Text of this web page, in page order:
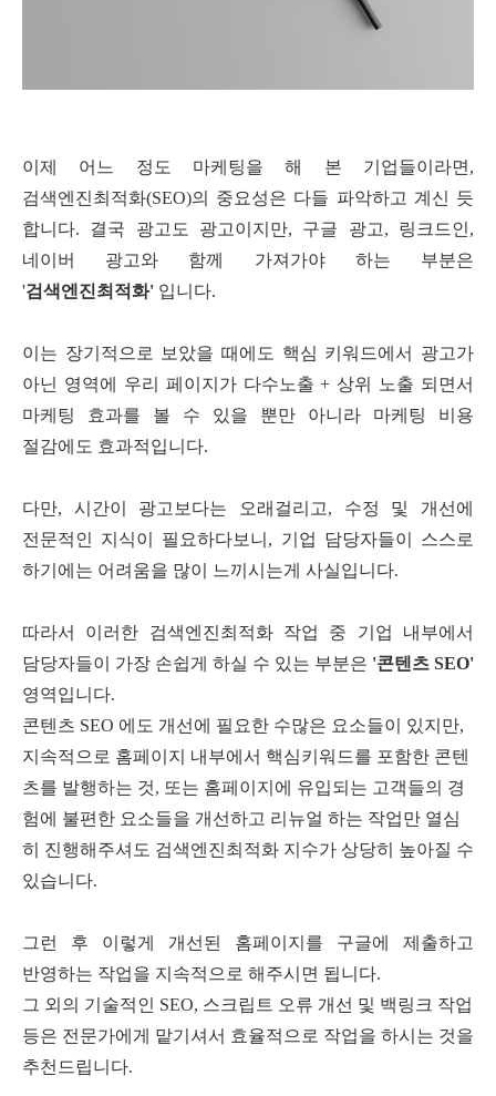
이제 어느 정도 마케팅을 해 본 기업들이라면 ,
검색엔진최적화(SEO)의 중요성은 다들 파악하고 계신 듯
합니다. 결국 광고도 광고이지만, 구글 광고, 링크드인,
네이버 광고와 함께 가져가야 하는 부분은
'검색엔진최적화' 입니다.
이는 장기적으로 보았을 때에도 핵심 키워드에서 광고가
아닌 영역에 우리 페이지가 다수노출 + 상위 노출 되면서
마케팅 효과를 볼 수 있을 뿐만 아니라 마케팅 비용
절감에도 효과적입니다.
다만, 시간이 광고보다는 오래걸리고, 수정 및 개선에
전문적인 지식이 필요하다보니 , 기업 담당자들이 스스로
하기에는 어려움을 많이 느끼시는게 사실입니다.
따라서 이러한 검색엔진최적화 작업 중 기업 내부에서
담당자들이 가장 손쉽게 하실 수 있는 부분은 '콘텐츠 SEO'
영역입니다.
콘텐츠 SEO 에도 개선에 필요한 수많은 요소들이 있지만,
지속적으로 홈페이지 내부에서 핵심키워드를 포함한 콘텐
츠를 발행하는 것, 또는 홈페이지에 유입되는 고객들의 경
험에 불편한 요소들을 개선하고 리뉴얼 하는 작업만 열심
히 진행해주셔도 검색엔진최적화 지수가 상당히 높아질 수
있습니다.
그런 후 이렇게 개선된 홈페이지를 구글에 제출하고
반영하는 작업을 지속적으로 해주시면 됩니다.
그 외의 기술적인 SEO, 스크립트 오류 개선 및 백링크 작업
등은 전문가에게 맡기셔서 효율적으로 작업을 하시는 것을
추천드립니다.